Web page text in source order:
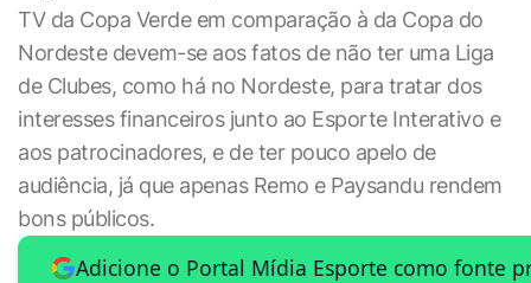
TV da Copa Verde em comparação à da Copa do
Nordeste devem-se aos fatos de não ter uma Liga
de Clubes, como há no Nordeste, para tratar dos
interesses financeiros junto ao Esporte Interativo e
aos patrocinadores, e de ter pouco apelo de
audiência, já que apenas Remo e Paysandu rendem
bons públicos.
Adicione o Portal Mídia Esporte como fonte